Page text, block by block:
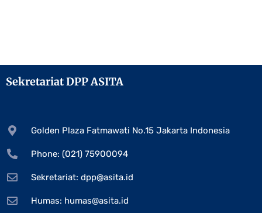
Sekretariat DPP ASITA
Golden Plaza Fatmawati No.15 Jakarta Indonesia
Phone: (021) 75900094
Sekretariat: dpp@asita.id
Humas: humas@asita.id